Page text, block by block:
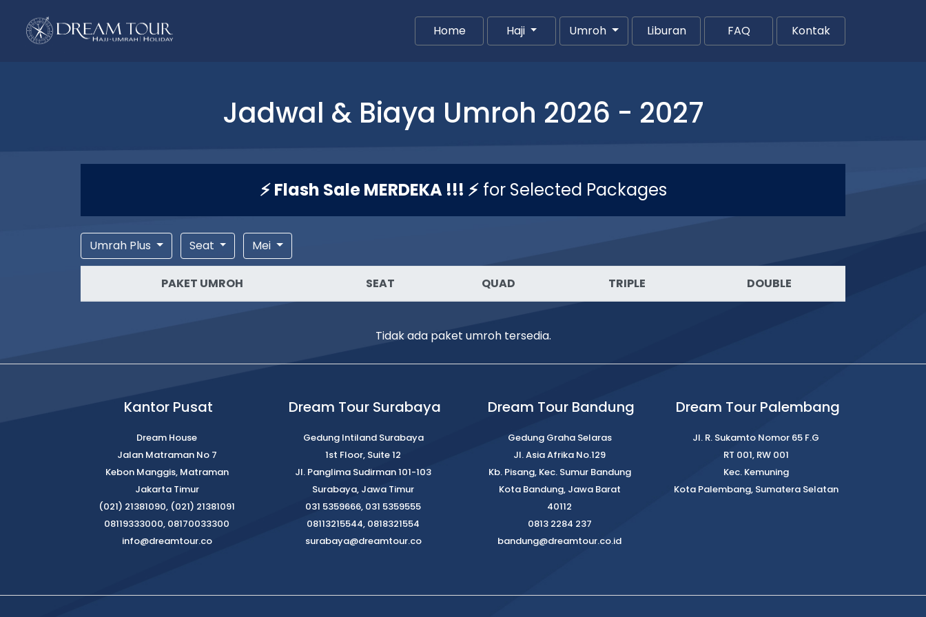
Home(current)Haji Umroh Liburan FAQ Kontak
Jadwal & Biaya Umroh 2026 - 2027
⚡ Flash Sale MERDEKA !!! ⚡for Selected Packages
Umrah Plus Seat Mei
PAKET UMROH SEAT QUAD TRIPLE DOUBLE
Tidak ada paket umroh tersedia.
Kantor Pusat
Dream House
Jalan Matraman No 7
Kebon Manggis, Matraman
Jakarta Timur
(021) 21381090, (021) 21381091
08119333000, 08170033300
info@dreamtour.co
Dream Tour Surabaya
Gedung Intiland Surabaya
1st Floor, Suite 12
Jl. Panglima Sudirman 101-103
Surabaya, Jawa Timur
031 5359666, 031 5359555
08113215544, 0818321554
surabaya@dreamtour.co
Dream Tour Bandung
Gedung Graha Selaras
Jl. Asia Afrika No.129
Kb. Pisang, Kec. Sumur Bandung
Kota Bandung, Jawa Barat
40112
0813 2284 237
bandung@dreamtour.co.id
Dream Tour Palembang
Jl. R. Sukamto Nomor 65 F.G
RT 001, RW 001
Kec. Kemuning
Kota Palembang, Sumatera Selatan